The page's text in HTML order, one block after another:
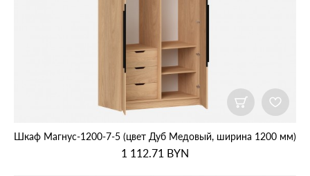
Шкаф Магнус‑1200‑7‑5 (цвет Дуб Медовый, ширина 1200 мм)
1 112.71 BYN